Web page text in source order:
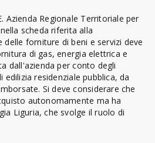
Azienda Regionale Territoriale per
scheda riferita alla
forniture di beni e servizi deve
di gas, energia elettrica e
dall'azienda per conto degli
edilizia residenziale pubblica, da
Si deve considerare che
autonomamente ma ha
Liguria, che svolge il ruolo di